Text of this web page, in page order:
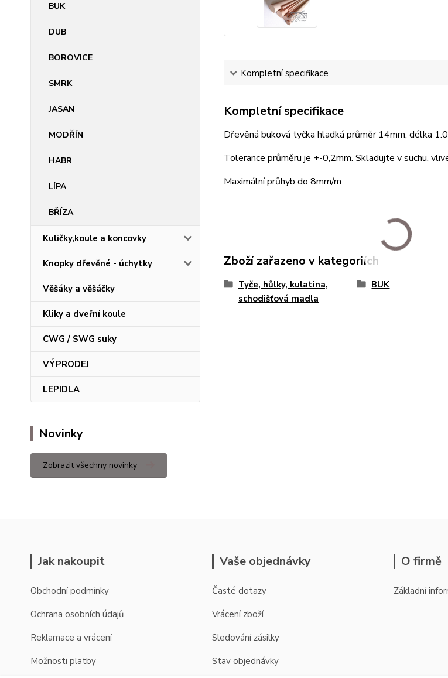
BUK
DUB
BOROVICE
SMRK
JASAN
MODŘÍN
HABR
LÍPA
BŘÍZA
Kuličky,koule a koncovky
Knopky dřevěné - úchytky
Věšáky a věšáčky
Kliky a dveřní koule
CWG / SWG suky
VÝPRODEJ
LEPIDLA
Novinky
Zobrazit všechny novinky
Kompletní specifikace
Kompletní specifikace
Dřevěná buková tyčka hladká průměr 14mm, délka
Tolerance průměru je +-0,2mm. Skladujte v suchu,
Maximální průhyb do 8mm/m
Zboží zařazeno v kategoriích
Tyče, hůlky, kulatina,
schodišťová madla
BUK
Jak nakoupit
Obchodní podmínky
Ochrana osobních údajů
Reklamace a vrácení
Možnosti platby
Vaše objednávky
Časté dotazy
Vrácení zboží
Sledování zásilky
Stav objednávky
O firmě
Základní